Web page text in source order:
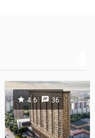
4.6 36